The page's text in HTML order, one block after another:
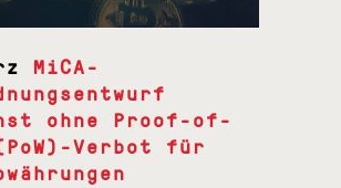
MiCA-
ohne Proof-of-
Verbot für